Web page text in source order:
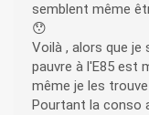
semblent même
😯
Voilà , alors que je
pauvre à l'E85 est
même je les
Pourtant la conso a bien